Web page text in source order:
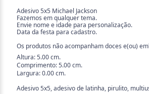
Adesivo 5x5 Michael Jackson
Fazemos em qualquer tema.
Envie nome e idade para personalização.
Data da festa para cadastro.
Os produtos não acompanham doces e(ou)
Altura: 5.00 cm.
Comprimento: 5.00 cm.
Largura: 0.00 cm.
Adesivo 5x5, adesivo de latinha, pirulito,